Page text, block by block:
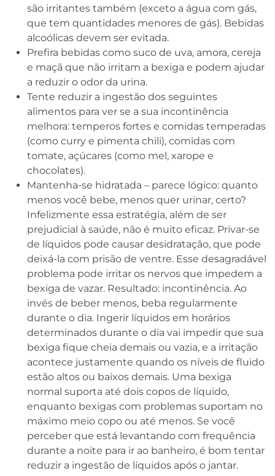
são irritantes também (exceto a água com gás,
que tem quantidades menores de gás). Bebidas
alcoólicas devem ser evitada.
Prefira bebidas como suco de uva, amora, cereja
e maçã que não irritam a bexiga e podem ajudar
a reduzir o odor da urina.
Tente reduzir a ingestão dos seguintes
alimentos para ver se a sua incontinência
melhora: temperos fortes e comidas temperadas
(como curry e pimenta chili), comidas com
tomate, açúcares (como mel, xarope e
chocolates).
Mantenha-se hidratada – parece lógico: quanto
menos você bebe, menos quer urinar, certo?
Infelizmente essa estratégia, além de ser
prejudicial à saúde, não é muito eficaz. Privar-se
de líquidos pode causar desidratação, que pode
deixá-la com prisão de ventre. Esse desagradável
problema pode irritar os nervos que impedem a
bexiga de vazar. Resultado: incontinência. Ao
invés de beber menos, beba regularmente
durante o dia. Ingerir líquidos em horários
determinados durante o dia vai impedir que sua
bexiga fique cheia demais ou vazia, e a irritação
acontece justamente quando os níveis de fluido
estão altos ou baixos demais. Uma bexiga
normal suporta até dois copos de líquido,
enquanto bexigas com problemas suportam no
máximo meio copo ou até menos. Se você
perceber que está levantando com frequência
durante a noite para ir ao banheiro, é bom tentar
reduzir a ingestão de líquidos após o jantar.